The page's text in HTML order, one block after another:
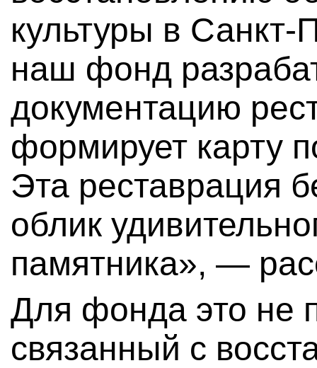
культуры в Санкт-
наш фонд
документацию
формирует карту
Эта реставрация
облик
памятника», —
Для фонда это не
связанный с